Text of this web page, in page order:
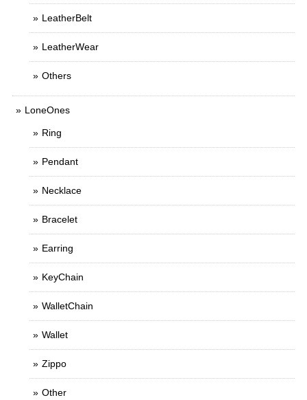
LeatherBelt
LeatherWear
Others
LoneOnes
Ring
Pendant
Necklace
Bracelet
Earring
KeyChain
WalletChain
Wallet
Zippo
Other